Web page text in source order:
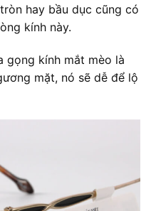
hay bầu dục cũng có
kính này.
gọng kính mắt mèo là
mặt, nó sẽ dễ để lộ